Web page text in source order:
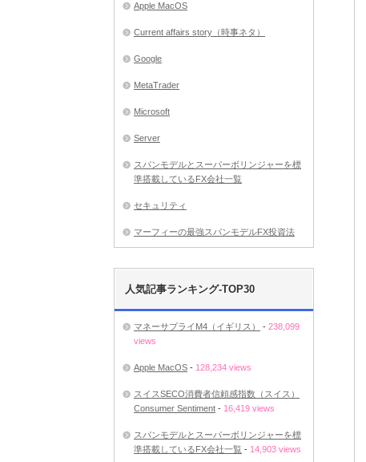
Apple MacOS
Current affairs story（時事ネタ）
Google
MetaTrader
Microsoft
Server
スパンモデルとスーパーボリンジャーを標
準搭載しているFX会社一覧
セキュリティ
マーフィーの最強スパンモデルFX投資法
人気記事ランキング-TOP30
マネーサプライM4（イギリス） - 238,099
views
Apple MacOS - 128,234 views
スイスSECO消費者信頼感指数（スイス）
Consumer Sentiment - 16,419 views
スパンモデルとスーパーボリンジャーを標
準搭載しているFX会社一覧 - 14,903 views